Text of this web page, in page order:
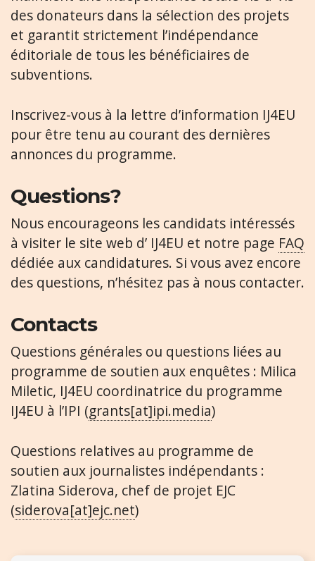
des donateurs dans la sélection des projets
et garantit strictement l’indépendance
éditoriale de tous les bénéficiaires de
subventions.
Inscrivez-vous à la lettre d’information IJ4EU
pour être tenu au courant des dernières
annonces du programme.
Questions?
Nous encourageons les candidats intéressés
à visiter le site web d’ IJ4EU et notre page FAQ
dédiée aux candidatures. Si vous avez encore
des questions, n’hésitez pas à nous contacter.
Contacts
Questions générales ou questions liées au
programme de soutien aux enquêtes : Milica
Miletic, IJ4EU coordinatrice du programme
IJ4EU à l’IPI (grants[at]ipi.media)
Questions relatives au programme de
soutien aux journalistes indépendants :
Zlatina Siderova, chef de projet EJC
(siderova[at]ejc.net)